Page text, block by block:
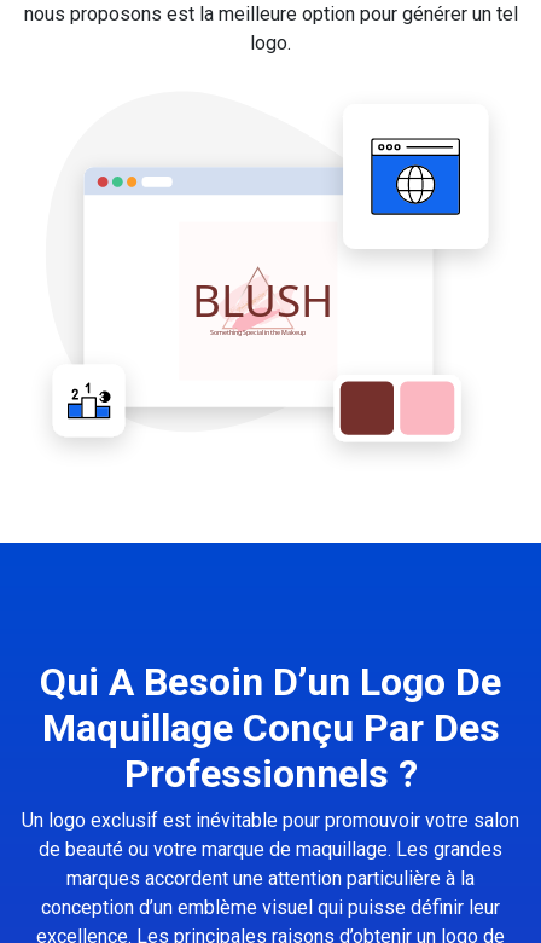
nous proposons est la meilleure option pour générer un tel
logo.
Qui A Besoin D’un Logo De
Maquillage Conçu Par Des
Professionnels ?
Un logo exclusif est inévitable pour promouvoir votre salon
de beauté ou votre marque de maquillage. Les grandes
marques accordent une attention particulière à la
conception d’un emblème visuel qui puisse définir leur
excellence. Les principales raisons d’obtenir un logo de